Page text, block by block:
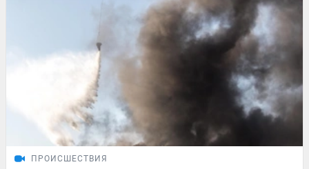
ПРОИСШЕСТВИЯ